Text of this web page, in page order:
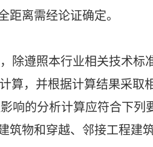
距离需经论证确定。
除遵照本行业相关技术
算，并根据计算结果采取
响的分析计算应符合下列
筑物和穿越、邻接工程建